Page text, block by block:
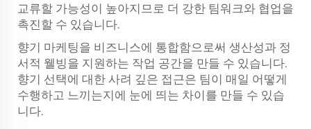
교류할 가능성이 높아지므로 더 강한 팀워크와 협업을
촉진할 수 있습니다.
향기 마케팅을 비즈니스에 통합함으로써 생산성과 정
서적 웰빙을 지원하는 작업 공간을 만들 수 있습니다.
향기 선택에 대한 사려 깊은 접근은 팀이 매일 어떻게
수행하고 느끼는지에 눈에 띄는 차이를 만들 수 있습
니다.